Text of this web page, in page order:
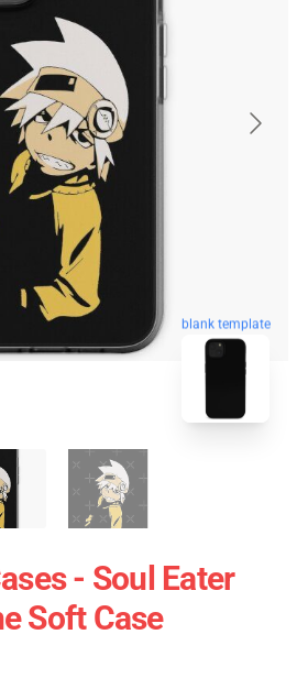
blank template
- Soul Eater
Soft Case